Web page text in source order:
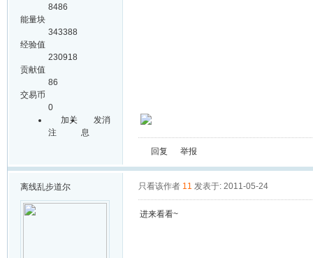
8486
能量块
343388
经验值
230918
贡献值
86
交易币
0
加关
注
发消
息
回复 举报
离线乱步道尔 只看该作者 11 发表于: 2011-05-24
进来看看~